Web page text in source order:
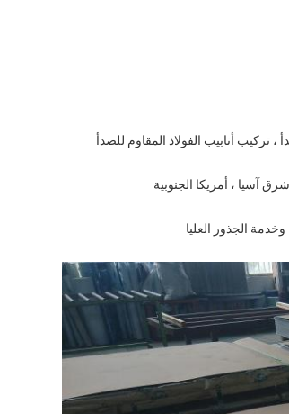
، تركيب أنابيب الفولاذ المقاوم للصدأ
آسيا ، أمريكا الجنوبية
الجذور العليا